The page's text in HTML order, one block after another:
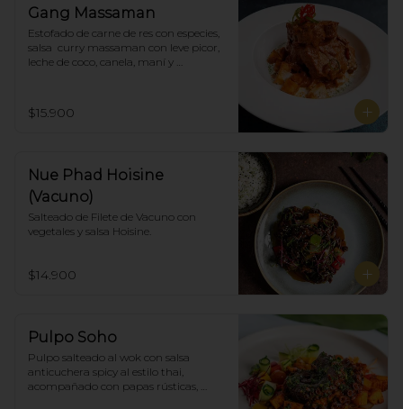
Gang Massaman
Estofado de carne de res con especies,
salsa  curry massaman con leve picor,
leche de coco, canela, maní y
$15.900
Nue Phad Hoisine
(Vacuno)
Salteado de Filete de Vacuno con
vegetales y salsa Hoisine.
$14.900
Pulpo Soho
Pulpo salteado al wok con salsa
anticuchera spicy al estilo thai,
acompañado con papas rústicas,